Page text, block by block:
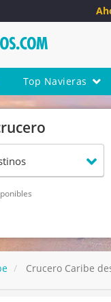
Top Navieras
Crucero Caribe